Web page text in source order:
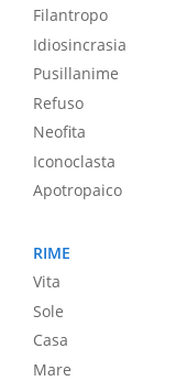
Filantropo
Idiosincrasia
Pusillanime
Refuso
Neofita
Iconoclasta
Apotropaico
RIME
Vita
Sole
Casa
Mare